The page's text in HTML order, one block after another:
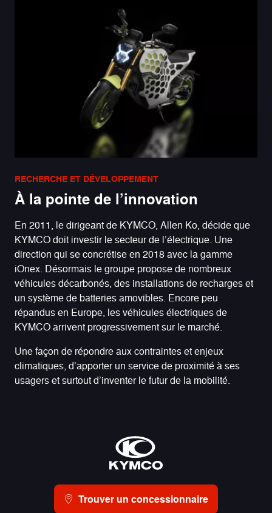
RECHERCHE ET DÉVELOPPEMENT
À la pointe de l’innovation
En 2011, le dirigeant de KYMCO, Allen Ko, décide que
KYMCO doit investir le secteur de l’électrique. Une
direction qui se concrétise en 2018 avec lagamme
iOnex. Désormais le groupe propose de nombreux
véhicules décarbonés, des installations de recharges et
un système de batteries amovibles. Encore peu
répandus en Europe, les véhicules électriques de
KYMCO arrivent progressivement sur le marché.
Une façon de répondre aux contraintes et enjeux
climatiques, d’apporter un service de proximité à ses
usagers et surtout d’inventer le futur de la mobilité.
Trouver un concessionnaire